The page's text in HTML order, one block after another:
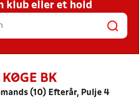
KLUBBER OG
HOLD
klub eller et hold
KØGE BK
(10) Efterår, Pulje 4